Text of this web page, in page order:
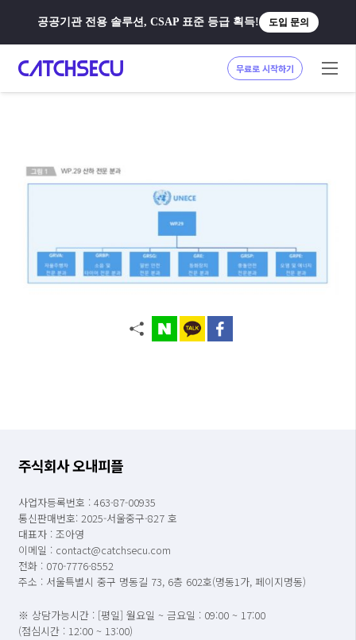
공공기관 전용 솔루션, CSAP 표준 등급 획득! 도입 문의
무료로 시작하기
주식회사 오내피플
사업자등록번호 : 463-87-00935
통신판매번호: 2025-서울중구-827 호
대표자 : 조아영
이메일 : contact@catchsecu.com
전화 : 070-7776-8552
주소 : 서울특별시 중구 명동길 73, 6층 602호(명동1가, 페이지명동)
※ 상담가능시간 : [평일] 월요일 ~ 금요일 : 09:00 ~ 17:00
(점심시간 : 12:00 ~ 13:00)